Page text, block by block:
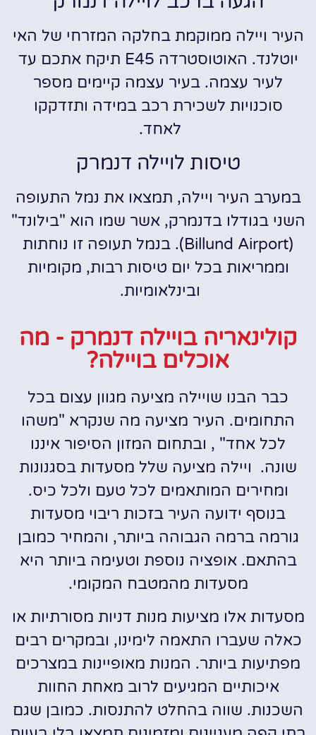
העיר ויילה ממוקמת בחלקה המזרחי של האי
יוטלנד. האוטוסטרדה E45 תיקח אתכם עד
לעיר עצמה. בעיר עצמה קיימים מספר
סוכנויות לשכירת רכב במידה ותזדקקו
לאחד.
טיסות לויילה דנמרק
במערב העיר ויילה, תמצאו את נמל התעופה
השני בגודלו בדנמרק, אשר שמו הוא "בילונד"
(Billund Airport). בנמל תעופה זו נוחתות
וממריאות בכל יום טיסות רבות, מקומיות
ובינלאומיות.
קולינאריה בויילה דנמרק - מה
אוכלים בויילה?
כבר הבנו שויילה מציעה מגוון עצום בכל
התחומים. העיר מציעה מה שנקרא "משהו
לכל אחד" , ובתחום המזון הסיפור איננו
שונה. ויילה מציעה שלל מסעדות בסגנונות
ומחירים המותאמים לכל טעם ולכל כיס.
בנוסף ידועה העיר בזכות ריבוי מסעדות
גורמה ברמה הגבוהה ביותר, והמחיר כמובן
בהתאם. אופציה נוספת וטעימה ביותר היא
מסעדות מהמטבח המקומי.
מסעדות אלו מציעות מנות דניות מסורתיות או
כאלה שעברו התאמה לימינו, ובמקרים רבים
מפתיעות ביותר. המנות מאופיינות במצרכים
איכותיים המגיעים לרוב מאחת החוות
השכנות. שווה בהחלט להתנסות. כמובן שגם